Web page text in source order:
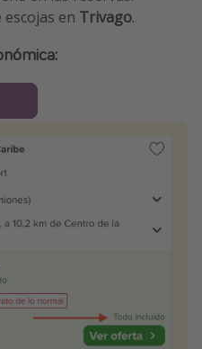
en Trivago.